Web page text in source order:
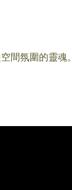
間氛圍的靈魂。